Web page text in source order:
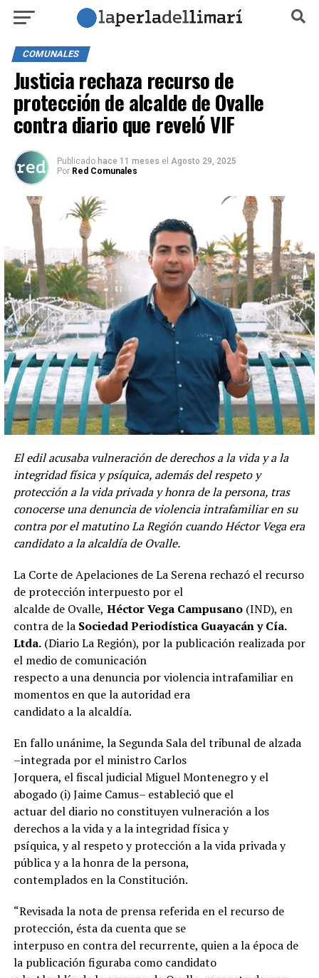
COMUNALES
Justicia rechaza recurso de
protección de alcalde de Ovalle
contra diario que reveló VIF
Publicado hace 11 meses el Agosto 29, 2025
Por Red Comunales
El edil acusaba vulneración de derechos a la vida y a la
integridad física y psíquica, además del respeto y
protección a la vida privada y honra de la persona, tras
conocerse una denuncia de violencia intrafamiliar en su
contra por el matutino La Región cuando Héctor Vega era
candidato a la alcaldía de Ovalle.
La Corte de Apelaciones de La Serena rechazó el recurso
de protección interpuesto por el
alcalde de Ovalle, Héctor Vega Campusano(IND), en
contra de la Sociedad Periodística Guayacán y Cía.
Ltda.(Diario La Región), por la publicación realizada por
el medio de comunicación
respecto a una denuncia por violencia intrafamiliar en
momentos en que la autoridad era
candidato a la alcaldía.
En fallo unánime, la Segunda Sala del tribunal de alzada
–integrada por el ministro Carlos
Jorquera, el fiscal judicial Miguel Montenegro y el
abogado (i) Jaime Camus– estableció que el
actuar del diario no constituyen vulneración a los
derechos a la vida y a la integridad física y
psíquica, y al respeto y protección a la vida privada y
pública y a la honra de la persona,
contemplados en la Constitución.
“Revisada la nota de prensa referida en el recurso de
protección, ésta da cuenta que se
interpuso en contra del recurrente, quien a la época de
la publicación figuraba como candidato